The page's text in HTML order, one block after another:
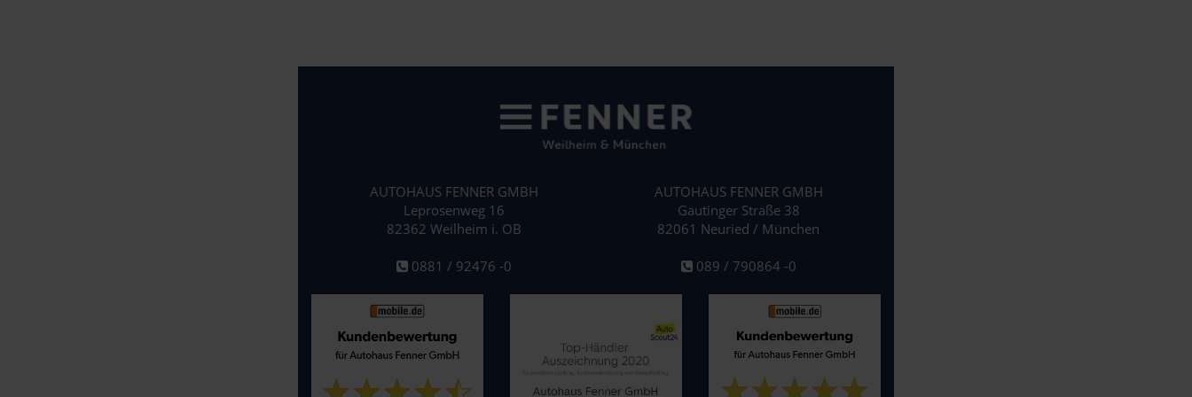
AUTOHAUS FENNER GMBH
Leprosenweg 16
82362 Weilheim i. OB
0881 / 92476 -0
AUTOHAUS FENNER GMBH
Gautinger Straße 38
82061 Neuried / München
089 / 790864 -0